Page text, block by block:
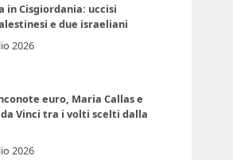
in Cisgiordania: uccisi
e due israeliani
2026
euro, Maria Callas e
Vinci tra i volti scelti dalla
2026